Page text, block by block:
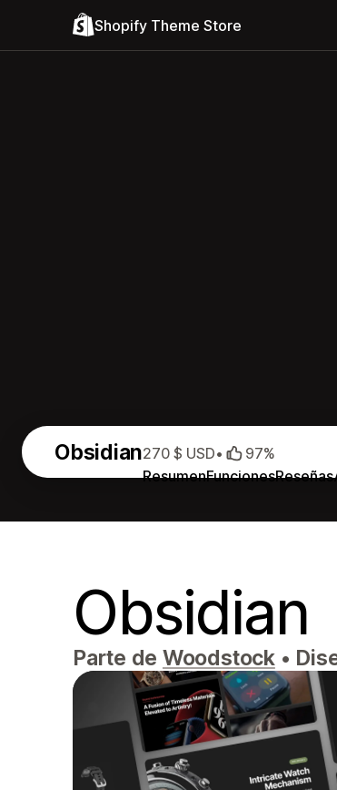
Shopify Theme Store
Obsidian
ResumenFuncionesReseñas
270 $ USD• 97%
Obsidian
Parte de Woodstock •